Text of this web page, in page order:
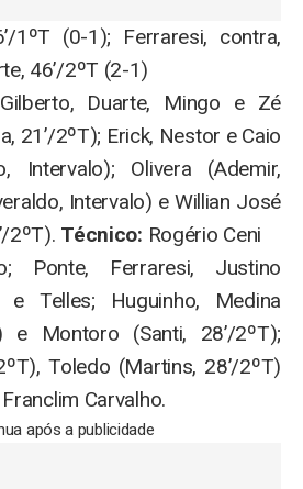
1ºT (0-1); Ferraresi, contra,
46’/2ºT (2-1)
Duarte, Mingo e Zé
21’/2ºT); Erick, Nestor e Caio
Intervalo); Olivera (Ademir,
Intervalo) e Willian José
2ºT). Técnico: Rogério Ceni
Ponte, Ferraresi, Justino
e Telles; Huguinho, Medina
e Montoro (Santi, 28’/2ºT);
Toledo (Martins, 28’/2ºT)
Franclim Carvalho.
após a publicidade